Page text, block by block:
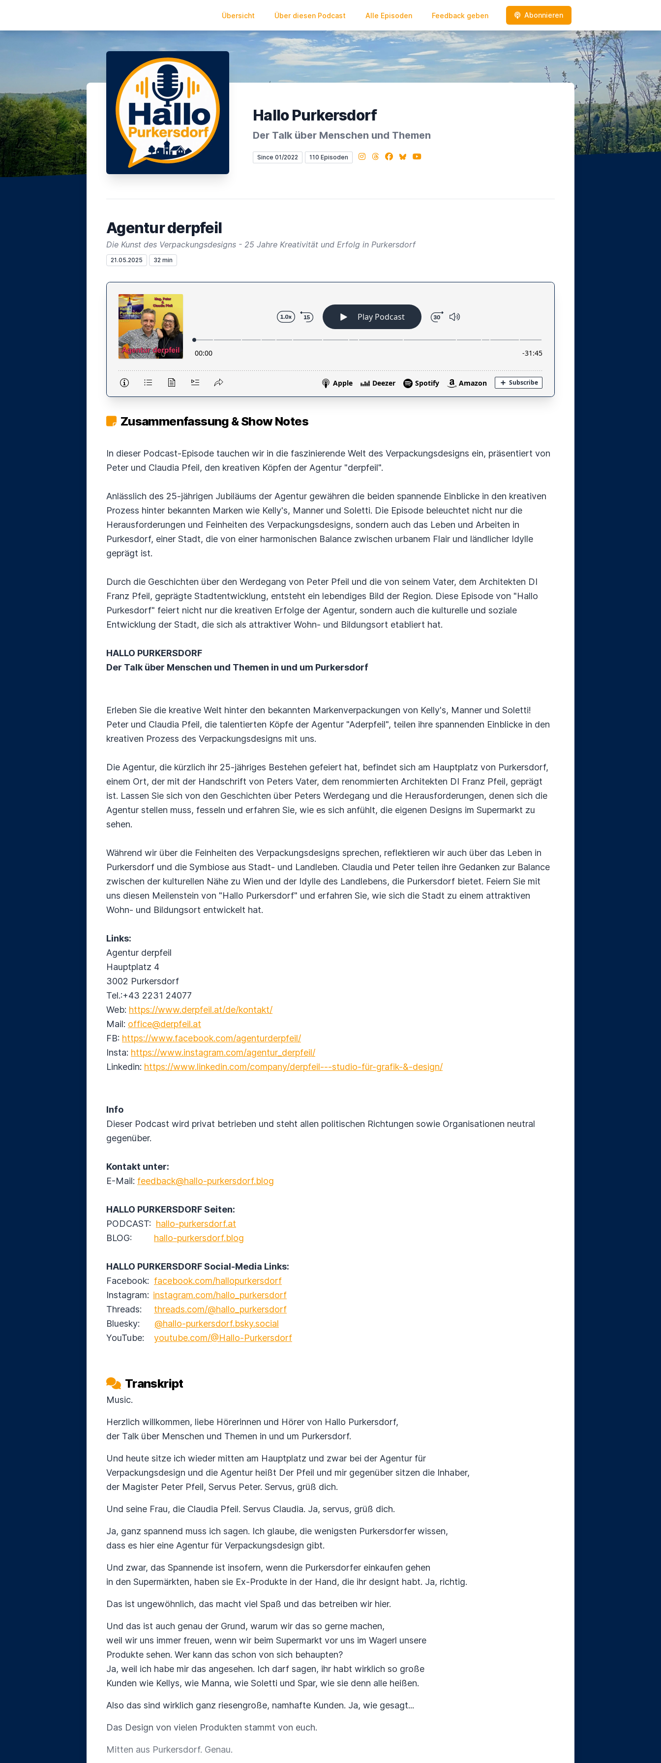
Übersicht Über diesen Podcast Alle Episoden Feedback geben Abonnieren
Hallo Purkersdorf
Der Talk über Menschen und Themen
Since 01/2022 110 Episoden Instagram
Threads
Facebook
BlueskyYouTube
Agentur derpfeil
Die Kunst des Verpackungsdesigns - 25 Jahre Kreativität und Erfolg in Purkersdorf
21.05.2025 32 min
Zusammenfassung & Show Notes
In dieser Podcast-Episode tauchen wir in die faszinierende Welt des Verpackungsdesigns ein, präsentiert von
Peter und Claudia Pfeil, den kreativen Köpfen der Agentur "derpfeil".
Anlässlich des 25-jährigen Jubiläums der Agentur gewähren die beiden spannende Einblicke in den kreativen
Prozess hinter bekannten Marken wie Kelly's, Manner und Soletti. Die Episode beleuchtet nicht nur die
Herausforderungen und Feinheiten des Verpackungsdesigns, sondern auch das Leben und Arbeiten in
Purkesdorf, einer Stadt, die von einer harmonischen Balance zwischen urbanem Flair und ländlicher Idylle
geprägt ist.
Durch die Geschichten über den Werdegang von Peter Pfeil und die von seinem Vater, dem Architekten DI
Franz Pfeil, geprägte Stadtentwicklung, entsteht ein lebendiges Bild der Region. Diese Episode von "Hallo
Purkesdorf" feiert nicht nur die kreativen Erfolge der Agentur, sondern auch die kulturelle und soziale
Entwicklung der Stadt, die sich als attraktiver Wohn- und Bildungsort etabliert hat.
HALLO PURKERSDORF
Der Talk über Menschen und Themen in und um Purkersdorf
Erleben Sie die kreative Welt hinter den bekannten Markenverpackungen von Kelly's, Manner und Soletti!
Peter und Claudia Pfeil, die talentierten Köpfe der Agentur "Aderpfeil", teilen ihre spannenden Einblicke in den
kreativen Prozess des Verpackungsdesigns mit uns.
Die Agentur, die kürzlich ihr 25-jähriges Bestehen gefeiert hat, befindet sich am Hauptplatz von Purkersdorf,
einem Ort, der mit der Handschrift von Peters Vater, dem renommierten Architekten DI Franz Pfeil, geprägt
ist. Lassen Sie sich von den Geschichten über Peters Werdegang und die Herausforderungen, denen sich die
Agentur stellen muss, fesseln und erfahren Sie, wie es sich anfühlt, die eigenen Designs im Supermarkt zu
sehen.
Während wir über die Feinheiten des Verpackungsdesigns sprechen, reflektieren wir auch über das Leben in
Purkersdorf und die Symbiose aus Stadt- und Landleben. Claudia und Peter teilen ihre Gedanken zur Balance
zwischen der kulturellen Nähe zu Wien und der Idylle des Landlebens, die Purkersdorf bietet. Feiern Sie mit
uns diesen Meilenstein von "Hallo Purkersdorf" und erfahren Sie, wie sich die Stadt zu einem attraktiven
Wohn- und Bildungsort entwickelt hat.
Links:
Agentur derpfeil
Hauptplatz 4
3002 Purkersdorf
Tel.:+43 2231 24077
Web: https://www.derpfeil.at/de/kontakt/
Mail: office@derpfeil.at
FB: https://www.facebook.com/agenturderpfeil/
Insta: https://www.instagram.com/agentur_derpfeil/
Linkedin: https://www.linkedin.com/company/derpfeil---studio-für-grafik-&-design/
Info
Dieser Podcast wird privat betrieben und steht allen politischen Richtungen sowie Organisationen neutral
gegenüber.
Kontakt unter:
E-Mail: feedback@hallo-purkersdorf.blog
HALLO PURKERSDORF Seiten:
PODCAST: hallo-purkersdorf.at
BLOG: hallo-purkersdorf.blog
HALLO PURKERSDORF Social-Media Links:
Facebook: facebook.com/hallopurkersdorf
Instagram: instagram.com/hallo_purkersdorf
Threads: threads.com/@hallo_purkersdorf
Bluesky: @hallo-purkersdorf.bsky.social
YouTube: youtube.com/@Hallo-Purkersdorf
Transkript
Music.
Herzlich willkommen, liebe Hörerinnen und Hörer von Hallo Purkersdorf,
der Talk über Menschen und Themen in und um Purkersdorf.
Und heute sitze ich wieder mitten am Hauptplatz und zwar bei der Agentur für
Verpackungsdesign und die Agentur heißt Der Pfeil und mir gegenüber sitzen die Inhaber,
der Magister Peter Pfeil, Servus Peter. Servus, grüß dich.
Und seine Frau, die Claudia Pfeil. Servus Claudia. Ja, servus, grüß dich.
Ja, ganz spannend muss ich sagen. Ich glaube, die wenigsten Purkersdorfer wissen,
dass es hier eine Agentur für Verpackungsdesign gibt.
Und zwar, das Spannende ist insofern, wenn die Purkersdorfer einkaufen gehen
in den Supermärkten, haben sie Ex-Produkte in der Hand, die ihr designt habt. Ja, richtig.
Das ist ungewöhnlich, das macht viel Spaß und das betreiben wir hier.
Und das ist auch genau der Grund, warum wir das so gerne machen,
weil wir uns immer freuen, wenn wir beim Supermarkt vor uns im Wagerl unsere
Produkte sehen. Wer kann das schon von sich behaupten?
Ja, weil ich habe mir das angesehen. Ich darf sagen, ihr habt wirklich so große
Kunden wie Kellys, wie Manna, wie Soletti und Spar, wie sie denn alle heißen.
Also das sind wirklich ganz riesengroße, namhafte Kunden. Ja, wie gesagt...
Das Design von vielen Produkten stammt von euch.
Mitten aus Purkersdorf. Genau.